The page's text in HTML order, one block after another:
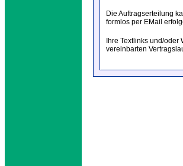
Die Auftragserteilung
formlos per EMail
Ihre Textlinks und/
vereinbarten